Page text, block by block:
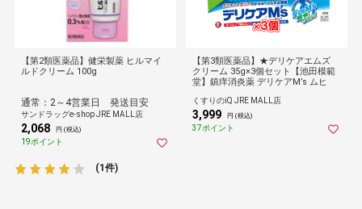
【第2類医薬品】健栄製薬 ヒルマイ
ルドクリーム 100g
通常：2～4営業日 発送目安
サンドラッグe-shop JRE MALL店
2,068 円 (税込)
19ポイント
(1件)
【第3類医薬品】★デリケアエムズ
クリーム 35g×3個セット【池田模範
堂】鎮痒消炎薬 デリケアM’s ムヒ
くすりのiQ JRE MALL店
3,999 円 (税込)
37ポイント